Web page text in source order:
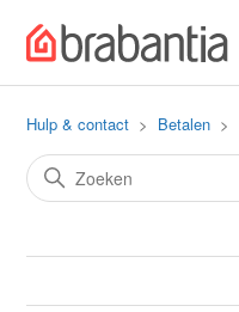
Hulp & contact Betalen